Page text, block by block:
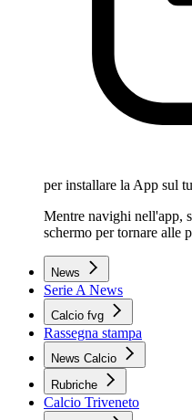
per installare la App sul
Mentre navighi nell'app,
schermo per tornare alle
News
Serie A News
Calcio fvg
Rassegna stampa
News Calcio
Rubriche
Calcio Triveneto